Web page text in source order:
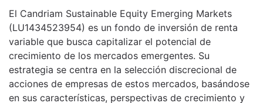
El Candriam Sustainable Equity Emerging Markets
(LU1434523954) es un fondo de inversión de renta
variable que busca capitalizar el potencial de
crecimiento de los mercados emergentes. Su
estrategia se centra en la selección discrecional de
acciones de empresas de estos mercados, basándose
en sus características, perspectivas de crecimiento y